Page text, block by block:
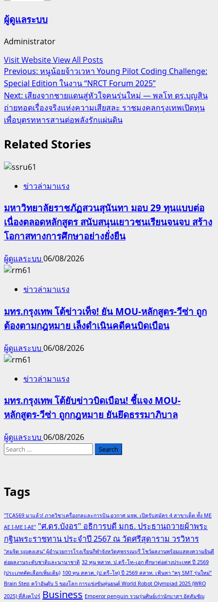
ผู้ดูแลระบบ
Administrator
Visit WebsiteView All Posts
Post
navigation
Previous: หนูน้อยจ้าวเวหา Young Pilot Coding Challenge:
Special Edition ในงาน “NRCT Forum 2025”
Next: เสียงจากชายแดนสู่หัวใจคนรุ่นใหม่ — พลโท ดร.บุญสิน
ถ่ายทอดเรื่องจริงแห่งความเสียสละ ราชมงคลกรุงเทพเปิดทุน
เพื่อบุตรทหารสานต่อพลังรักแผ่นดิน
Related Stories
ข่าวล่ามาแรง
มหาวิทยาลัยราชภัฏสวนสุนันทา มอบ 29 ทุนแบบต่อ
เนื่องตลอดหลักสูตร สนับสนุนเยาวชนเรียนจนจบ สร้าง
โอกาสทางการศึกษาอย่างยั่งยืน
ผู้ดูแลระบบ 06/08/2026
ข่าวล่ามาแรง
มทร.กรุงเทพ โต้ข่าวเท็จ! ยัน MOU-หลักสูตร-วีซ่า ถูก
ต้องตามกฎหมาย เล็งดำเนินคดีคนบิดเบือน
ผู้ดูแลระบบ 06/08/2026
ข่าวล่ามาแรง
มทร.กรุงเทพ โต้ยับข่าวบิดเบือน! ชี้แจง MOU-
หลักสูตร-วีซ่า ถูกกฎหมาย ยันยึดธรรมาภิบาล
ผู้ดูแลระบบ 06/08/2026
Search
Tags
"TCAS69 มาแล้ว! ภาควิชาเครื่องกลและการบิน-อวกาศ มจพ. เปิดรับสมัคร 4 สาขาเด็ด ทั้ง ME
AE I-ME I-AE" "ศ.ดร.บังอร" อธิการบดี มกธ. ประธานถวายผ้าพระ
กฐินพระราชทาน ประจำปี 2567 ณ วัดศรีสุดาราม วรวิหาร
"สมจิต บุญคงเสน" ผู้อำนวยการโรงเรียนกีฬาจังหวัดสุพรรณบุรี โชว์ผลงานพร้อมแสดงความยินดี
ต่อผลงานระดับชาติและนานาชาติ 32 ทุน พสวท. ป.ตรี–โท–เอก ศึกษาต่อต่างประเทศ ปี 2569
(ประเภทคัดเลือกเพิ่มเติม) 100 ทุน สควค. (ป.ตรี–โท) ปี 2569 สสวท. เฟ้นหา “ครู SMT รุ่นใหม่”
Brain Step คว้าอันดับ 5 ของโลก การแข่งขันหุ่นยนต์ World Robot Olympiad 2025 (WRO
2025) ที่สิงคโปร์ Business Emperor penguin รวมรุ่นศิษย์เก่านักบาสฯ อัสสัมชัญ